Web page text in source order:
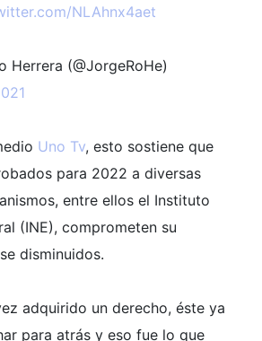
NLAhnx4aet
Herrera (@JorgeRoHe)
Uno Tv, esto sostiene que
para 2022 a diversas
entre ellos el Instituto
(INE), comprometen su
disminuidos.
adquirido un derecho, éste ya
para atrás y eso fue lo que